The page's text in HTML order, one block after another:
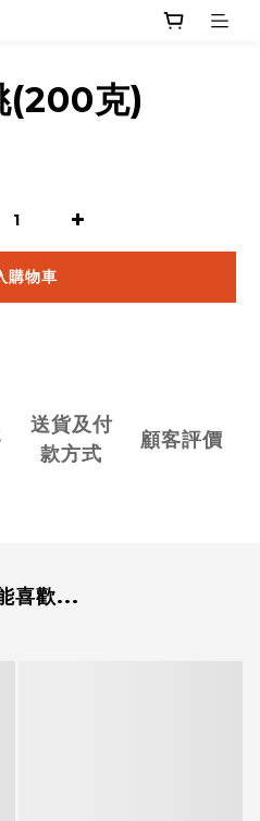
(200克)
購物車
送貨及付
款方式
顧客評價
喜歡...